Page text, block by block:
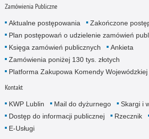
Zamówienia Publiczne
Aktualne postępowania
Zakończone
Plan postępowań o udzielenie zamówień
Księga zamówień publicznych
Ankieta
Zamówienia poniżej 130 tys. złotych
Platforma Zakupowa Komendy
Kontakt
KWP Lublin Mail do dyżurnego
Skargi i
Dostęp do informacji publicznej
Rzecznik
E-Usługi